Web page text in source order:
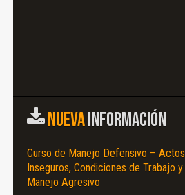
NUEVAINFORMACIÓN
Curso de Manejo Defensivo – Actos
Inseguros, Condiciones de Trabajo y
Manejo Agresivo